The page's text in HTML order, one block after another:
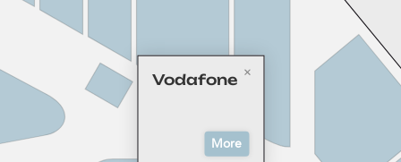
Vodafone
More